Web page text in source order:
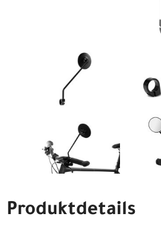
Produktdetails